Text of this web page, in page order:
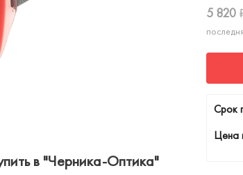
5 820
Cрок
Цена
в "Черника-Оптика"